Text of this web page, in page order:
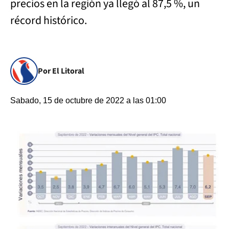
precios en la región ya llegó al 87,5 %, un
récord histórico.
Por El Litoral
Sabado, 15 de octubre de 2022 a las 01:00